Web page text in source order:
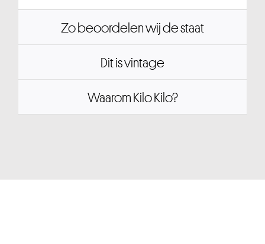
Zo beoordelen wij de staat
Dit is vintage
Waarom Kilo Kilo?